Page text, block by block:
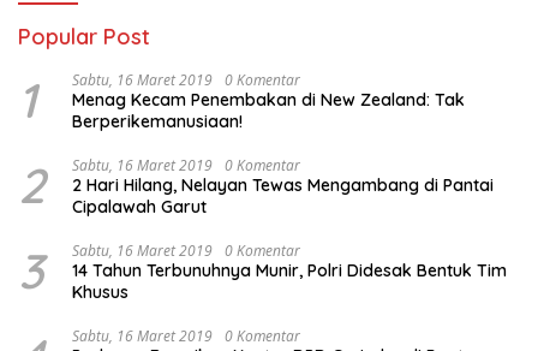
Popular Post
1 Sabtu, 16 Maret 2019 0 Komentar
Menag Kecam Penembakan di New Zealand: Tak
Berperikemanusiaan!
2 Sabtu, 16 Maret 2019 0 Komentar
2 Hari Hilang, Nelayan Tewas Mengambang di Pantai
Cipalawah Garut
3 Sabtu, 16 Maret 2019 0 Komentar
14 Tahun Terbunuhnya Munir, Polri Didesak Bentuk Tim
Khusus
Sabtu, 16 Maret 2019 0 Komentar